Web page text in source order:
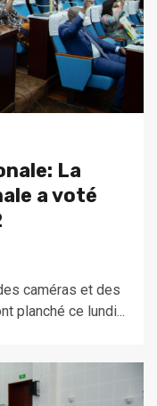
La
a voté
caméras et des
planché ce lundi...